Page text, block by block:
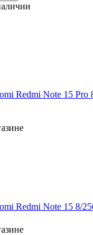
Redmi Note 15 Pro
Redmi Note 15 8/